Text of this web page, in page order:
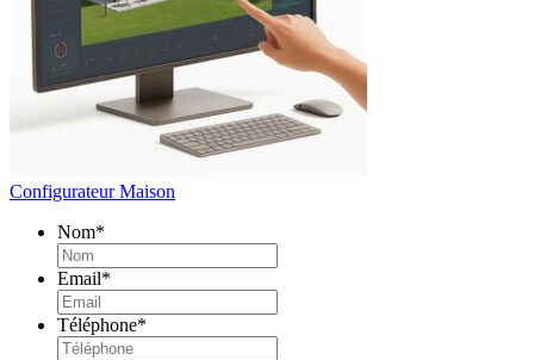
Configurateur Maison
Nom*
Email*
Téléphone*